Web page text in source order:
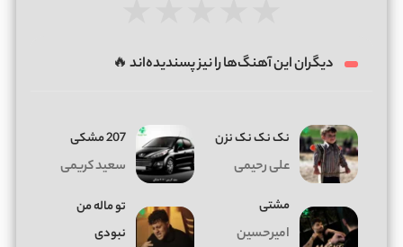
دیگران این آهنگ‌ها را نیز پسندیده‌اند 🔥
نک نک نک نزن
علی رحیمی
207 مشکی
سعید کریمی
مشتی
امیرحسین
تو ماله من
نبودی